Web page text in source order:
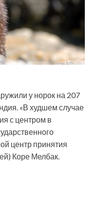
у норок на 207
«В худшем случае
с центром в
центр принятия
Коре Мелбак.